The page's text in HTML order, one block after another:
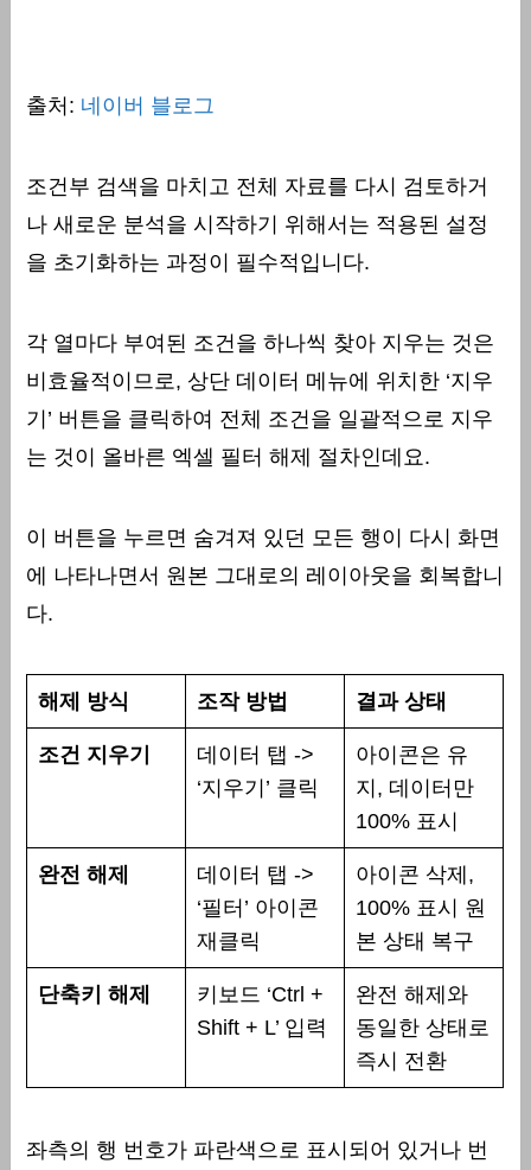
출처: 네이버 블로그
조건부 검색을 마치고 전체 자료를 다시 검토하거
나 새로운 분석을 시작하기 위해서는 적용된 설정
을 초기화하는 과정이 필수적입니다.
각 열마다 부여된 조건을 하나씩 찾아 지우는 것은
비효율적이므로, 상단 데이터 메뉴에 위치한 ‘지우
기’ 버튼을 클릭하여 전체 조건을 일괄적으로 지우
는 것이 올바른 엑셀 필터 해제 절차인데요.
이 버튼을 누르면 숨겨져 있던 모든 행이 다시 화면
에 나타나면서 원본 그대로의 레이아웃을 회복합니
다.
해제 방식 조작 방법 결과 상태
조건 지우기
데이터 탭 ->
‘지우기’ 클릭
아이콘은 유
지, 데이터만
100% 표시
완전 해제
데이터 탭 ->
‘필터’ 아이콘
재클릭
아이콘 삭제,
100% 표시 원
본 상태 복구
단축키 해제
키보드 ‘Ctrl +
Shift + L’ 입력
완전 해제와
동일한 상태로
즉시 전환
좌측의 행 번호가 파란색으로 표시되어 있거나 번